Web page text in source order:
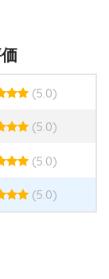
(5.0)
(5.0)
(5.0)
(5.0)